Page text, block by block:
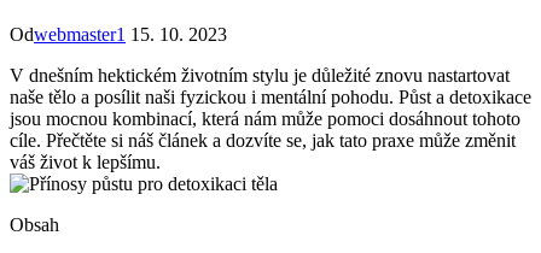
Odwebmaster1 15. 10. 2023
V dnešním hektickém životním stylu je ‌důležité znovu⁢ nastartovat
naše tělo a ⁣posílit naši fyzickou i mentální pohodu. Půst ⁢a detoxikace
jsou mocnou kombinací, ⁤která nám může pomoci dosáhnout tohoto
cíle. Přečtěte si náš článek a dozvíte se, jak tato praxe může změnit
váš‌ život ⁢k lepšímu.
Obsah